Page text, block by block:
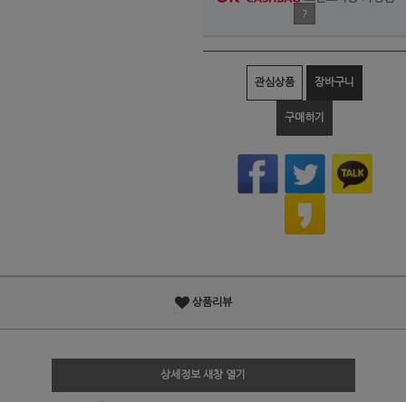
?
관심상품 장바구니
구매하기
상품리뷰
상세정보 새창 열기